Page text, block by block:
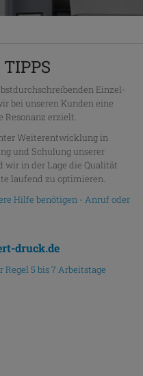
Einzel-
bei unseren Kunden eine
Resonanz erzielt.
Weiterentwicklung in
und Schulung unserer
wir in der Lage die Qualität
laufend zu optimieren.
Hilfe benötigen - Anruf oder
druck.de
5 bis 7 Arbeitstage